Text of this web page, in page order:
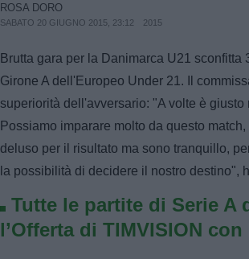
ROSA DORO
SABATO 20 GIUGNO 2015, 23:12 2015
Brutta gara per la Danimarca U21
Girone A dell'Europeo Under 21. Il
superiorità dell'avversario: "A volte è
Possiamo imparare molto da questo
deluso per il risultato ma sono tranquillo,
la possibilità di decidere il nostro destino",
Tutte le partite di Serie A
l’Offerta di TIMVISION con